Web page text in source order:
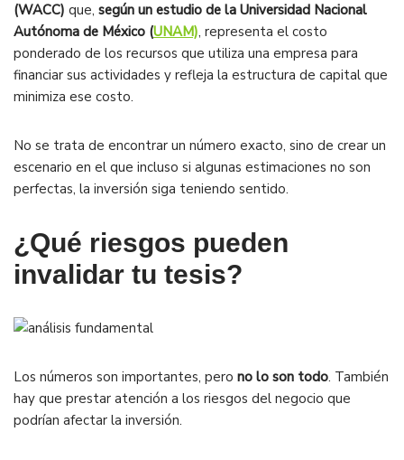
(WACC) que, según un estudio de la Universidad Nacional
Autónoma de México (UNAM), representa el costo
ponderado de los recursos que utiliza una empresa para
financiar sus actividades y refleja la estructura de capital que
minimiza ese costo.
No se trata de encontrar un número exacto, sino de crear un
escenario en el que incluso si algunas estimaciones no son
perfectas, la inversión siga teniendo sentido.
¿Qué riesgos pueden
invalidar tu tesis?
Los números son importantes, pero no lo son todo. También
hay que prestar atención a los riesgos del negocio que
podrían afectar la inversión.